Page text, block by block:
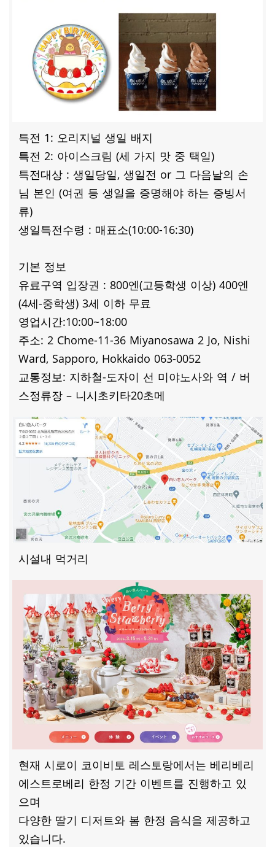
특전 1: 오리지널 생일 배지
특전 2: 아이스크림 (세 가지 맛 중 택일)
특전대상 : 생일당일, 생일전 or 그 다음날의 손
님 본인 (여권 등 생일을 증명해야 하는 증빙서
류)
생일특전수령 : 매표소(10:00-16:30)
기본 정보
유료구역 입장권 : 800엔(고등학생 이상) 400엔
(4세-중학생) 3세 이하 무료
영업시간:10:00~18:00
주소: 2 Chome-11-36 Miyanosawa 2 Jo, Nishi
Ward, Sapporo, Hokkaido 063-0052
교통정보: 지하철-도자이 선 미야노사와 역 / 버
스정류장 – 니시초키타20초메
시설내 먹거리
현재 시로이 코이비토 레스토랑에서는 베리베리
에스트로베리 한정 기간 이벤트를 진행하고 있
으며
다양한 딸기 디저트와 봄 한정 음식을 제공하고
있습니다.